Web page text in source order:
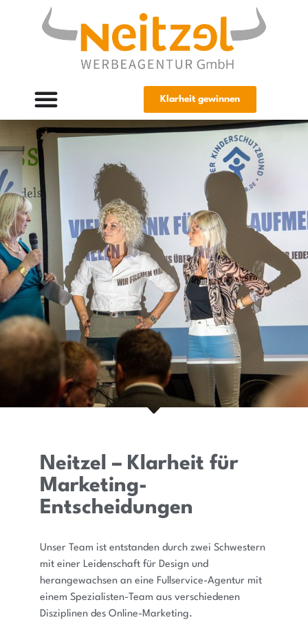
Klarheit gewinnen
Neitzel – Klarheit für
Marketing-
Entscheidungen
Unser Team ist entstanden durch zwei Schwestern
mit einer Leidenschaft für Design und
herangewachsen an eine Fullservice-Agentur mit
einem Spezialisten-Team aus verschiedenen
Disziplinen des Online-Marketing.